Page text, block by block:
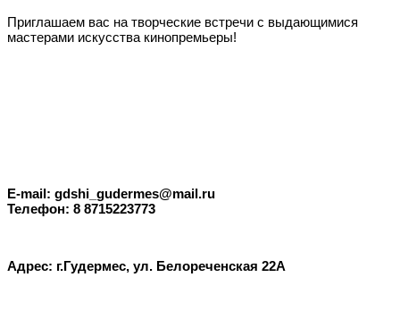
Приглашаем вас на творческие встречи с выдающимися
мастерами искусства кинопремьеры!
E-mail: gdshi_gudermes@mail.ru
Телефон: 8 8715223773
Адрес: г.Гудермес, ул. Белореченская 22А